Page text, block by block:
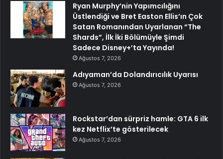
Ryan Murphy’nin Yapımcılığını
Üstlendiği ve Bret Easton Ellis’ın Çok
Satan Romanından Uyarlanan “The
Shards”, İlk İki Bölümüyle Şimdi
Sadece Disney+’ta Yayında!
Ağustos 7, 2026
Adıyaman’da Dolandırıcılık Uyarısı
Ağustos 7, 2026
Rockstar’dan sürpriz hamle: GTA 6 ilk
kez Netflix’te gösterilecek
Ağustos 7, 2026